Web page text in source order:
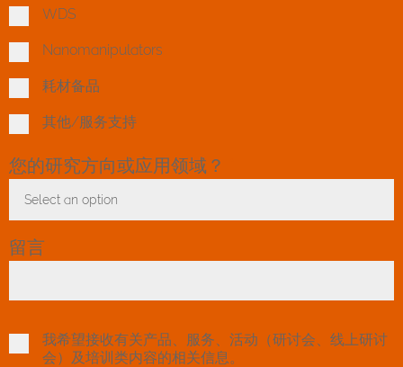
WDS
Nanomanipulators
耗材备品
其他/服务支持
您的研究方向或应用领域？
Select an option
留言
我希望接收有关产品、服务、活动（研讨会、线上研讨
会）及培训类内容的相关信息。